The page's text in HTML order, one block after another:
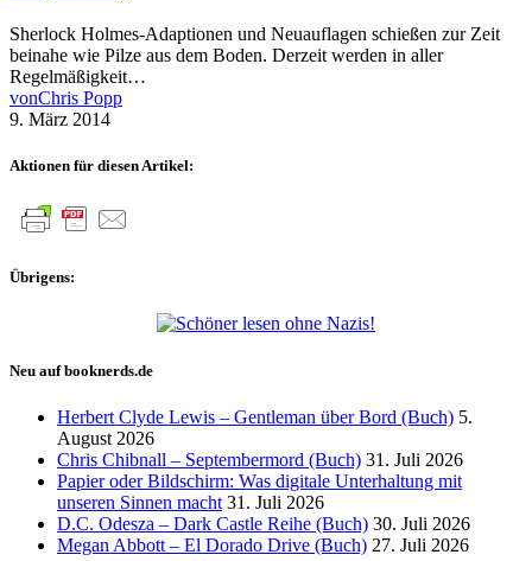
Sherlock Holmes-Adaptionen und Neuauflagen schießen zur Zeit
beinahe wie Pilze aus dem Boden. Derzeit werden in aller
Regelmäßigkeit…
vonChris Popp
9. März 2014
Aktionen für diesen Artikel:
Übrigens:
Neu auf booknerds.de
Herbert Clyde Lewis – Gentleman über Bord (Buch) 5.
August 2026
Chris Chibnall – Septembermord (Buch) 31. Juli 2026
Papier oder Bildschirm: Was digitale Unterhaltung mit
unseren Sinnen macht 31. Juli 2026
D.C. Odesza – Dark Castle Reihe (Buch) 30. Juli 2026
Megan Abbott – El Dorado Drive (Buch) 27. Juli 2026